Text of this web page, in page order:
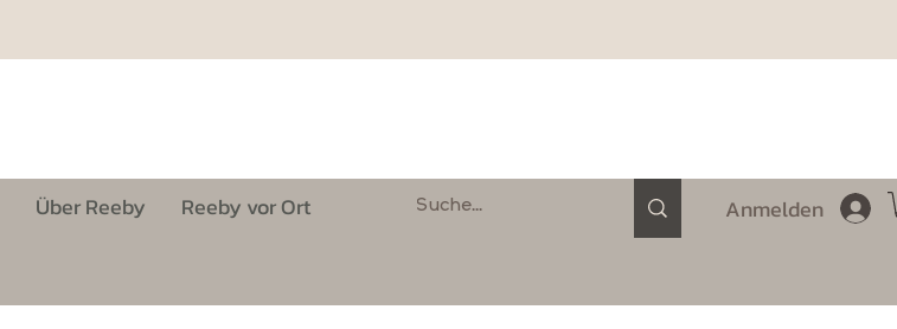
Über Reeby Reeby vor Ort Anmelden